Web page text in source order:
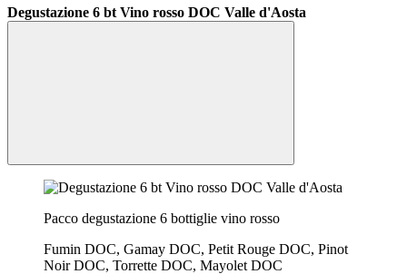
Degustazione 6 bt Vino rosso DOC Valle d'Aosta
Pacco degustazione 6 bottiglie vino rosso
Fumin DOC, Gamay DOC, Petit Rouge DOC, Pinot
Noir DOC, Torrette DOC, Mayolet DOC